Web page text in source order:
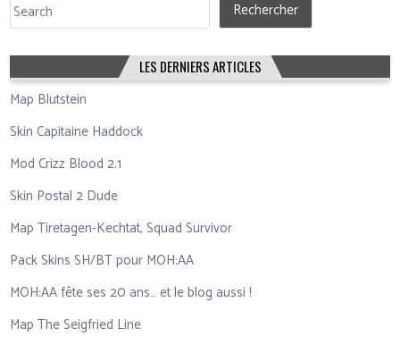
Rechercher
LES DERNIERS ARTICLES
Map Blutstein
Skin Capitaine Haddock
Mod Crizz Blood 2.1
Skin Postal 2 Dude
Map Tiretagen-Kechtat, Squad Survivor
Pack Skins SH/BT pour MOH:AA
MOH:AA fête ses 20 ans… et le blog aussi !
Map The Seigfried Line